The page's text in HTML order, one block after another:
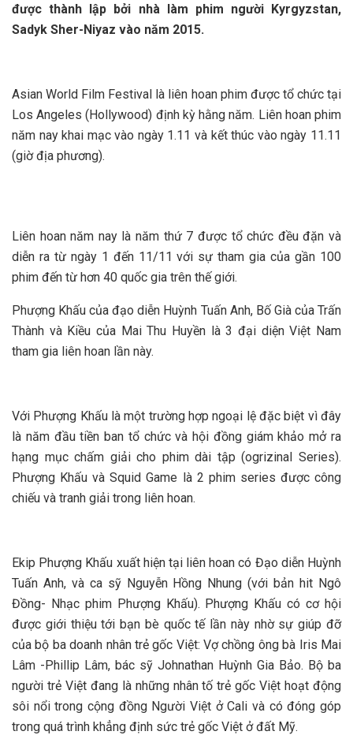
được thành lập bởi nhà làm phim người Kyrgyzstan,
Sadyk Sher-Niyaz vào năm 2015.
Asian World Film Festival là liên hoan phim được tổ chức tại
Los Angeles (Hollywood) định kỳ hằng năm. Liên hoan phim
năm nay khai mạc vào ngày 1.11 và kết thúc vào ngày 11.11
(giờ địa phương).
Liên hoan năm nay là năm thứ 7 được tổ chức đều đặn và
diễn ra từ ngày 1 đến 11/11 với sự tham gia của gần 100
phim đến từ hơn 40 quốc gia trên thế giới.
Phượng Khấu của đạo diễn Huỳnh Tuấn Anh, Bố Già của Trấn
Thành và Kiều của Mai Thu Huyền là 3 đại diện Việt Nam
tham gia liên hoan lần này.
Với Phượng Khấu là một trường hợp ngoại lệ đặc biệt vì đây
là năm đầu tiền ban tổ chức và hội đồng giám khảo mở ra
hạng mục chấm giải cho phim dài tập (ogrizinal Series).
Phượng Khấu và Squid Game là 2 phim series được công
chiếu và tranh giải trong liên hoan.
Ekip Phượng Khấu xuất hiện tại liên hoan có Đạo diễn Huỳnh
Tuấn Anh, và ca sỹ Nguyễn Hồng Nhung (với bản hit Ngô
Đồng- Nhạc phim Phượng Khấu). Phượng Khấu có cơ hội
được giới thiệu tới bạn bè quốc tế lần này nhờ sự giúp đỡ
của bộ ba doanh nhân trẻ gốc Việt: Vợ chồng ông bà Iris Mai
Lâm -Phillip Lâm, bác sỹ Johnathan Huỳnh Gia Bảo. Bộ ba
người trẻ Việt đang là những nhân tố trẻ gốc Việt hoạt động
sôi nổi trong cộng đồng Người Việt ở Cali và có đóng góp
trong quá trình khẳng định sức trẻ gốc Việt ở đất Mỹ.